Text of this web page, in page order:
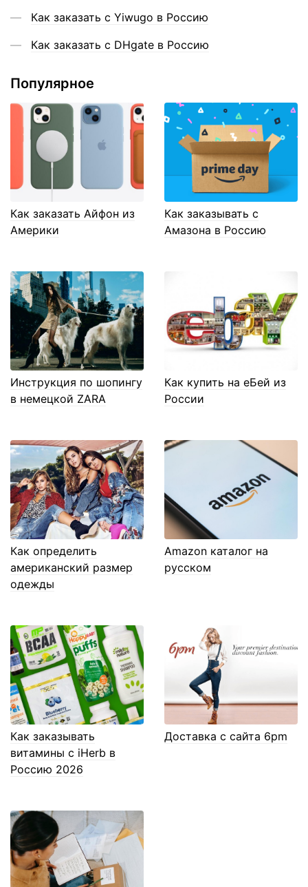
Как заказать с Yiwugo в Россию
Как заказать с DHgate в Россию
Популярное
Как заказать Айфон из
Америки
Как заказывать с
Амазона в Россию
Инструкция по шопингу
в немецкой ZARA
Как купить на еБей из
России
Как определить
американский размер
одежды
Amazon каталог на
русском
Как заказывать
витамины с iHerb в
Россию 2026
Доставка с сайта 6pm